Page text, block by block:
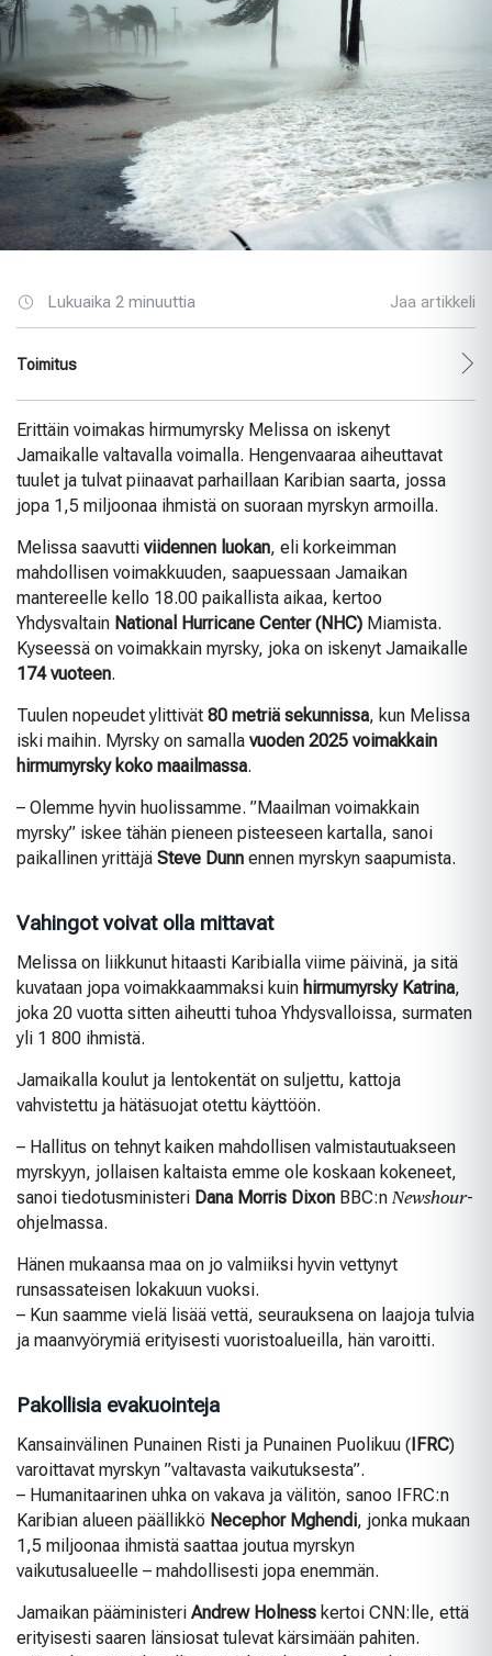
Lukuaika 2 minuuttia Jaa artikkeli
Toimitus
Erittäin voimakas hirmumyrsky Melissa on iskenyt
Jamaikalle valtavalla voimalla. Hengenvaaraa aiheuttavat
tuulet ja tulvat piinaavat parhaillaan Karibian saarta, jossa
jopa 1,5 miljoonaa ihmistä on suoraan myrskyn armoilla.
Melissa saavutti viidennen luokan, eli korkeimman
mahdollisen voimakkuuden, saapuessaan Jamaikan
mantereelle kello 18.00 paikallista aikaa, kertoo
Yhdysvaltain National Hurricane Center (NHC) Miamista.
Kyseessä on voimakkain myrsky, joka on iskenyt Jamaikalle
174 vuoteen.
Tuulen nopeudet ylittivät 80 metriä sekunnissa, kun Melissa
iski maihin. Myrsky on samalla vuoden 2025 voimakkain
hirmumyrsky koko maailmassa.
– Olemme hyvin huolissamme. ”Maailman voimakkain
myrsky” iskee tähän pieneen pisteeseen kartalla, sanoi
paikallinen yrittäjä Steve Dunn ennen myrskyn saapumista.
Vahingot voivat olla mittavat
Melissa on liikkunut hitaasti Karibialla viime päivinä, ja sitä
kuvataan jopa voimakkaammaksi kuin hirmumyrsky Katrina,
joka 20 vuotta sitten aiheutti tuhoa Yhdysvalloissa, surmaten
yli 1 800 ihmistä.
Jamaikalla koulut ja lentokentät on suljettu, kattoja
vahvistettu ja hätäsuojat otettu käyttöön.
– Hallitus on tehnyt kaiken mahdollisen valmistautuakseen
myrskyyn, jollaisen kaltaista emme ole koskaan kokeneet,
sanoi tiedotusministeri Dana Morris Dixon BBC:n Newshour-
ohjelmassa.
Hänen mukaansa maa on jo valmiiksi hyvin vettynyt
runsassateisen lokakuun vuoksi.
– Kun saamme vielä lisää vettä, seurauksena on laajoja tulvia
ja maanvyörymiä erityisesti vuoristoalueilla, hän varoitti.
Pakollisia evakuointeja
Kansainvälinen Punainen Risti ja Punainen Puolikuu (IFRC)
varoittavat myrskyn ”valtavasta vaikutuksesta”.
– Humanitaarinen uhka on vakava ja välitön, sanoo IFRC:n
Karibian alueen päällikkö Necephor Mghendi, jonka mukaan
1,5 miljoonaa ihmistä saattaa joutua myrskyn
vaikutusalueelle – mahdollisesti jopa enemmän.
Jamaikan pääministeri Andrew Holness kertoi CNN:lle, että
erityisesti saaren länsiosat tulevat kärsimään pahiten.